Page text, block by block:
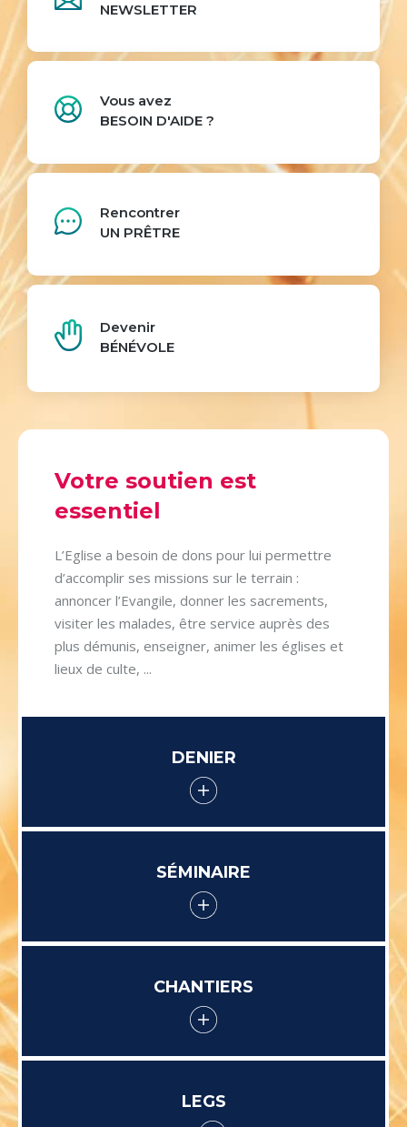
NEWSLETTER
Vous avez
BESOIN D'AIDE ?
Rencontrer
UN PRÊTRE
Devenir
BÉNÉVOLE
Votre soutien est
essentiel
L’Eglise a besoin de dons pour lui permettre
d’accomplir ses missions sur le terrain :
annoncer l’Evangile, donner les sacrements,
visiter les malades, être service auprès des
plus démunis, enseigner, animer les églises et
lieux de culte, ...
DENIER
SÉMINAIRE
CHANTIERS
LEGS